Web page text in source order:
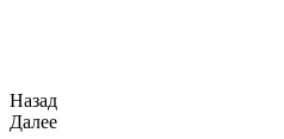
Назад
Далее